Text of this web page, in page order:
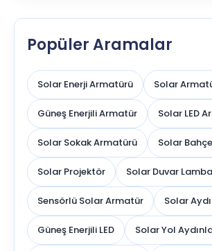
Popüler Aramalar
Solar Enerji Armatürü Solar
Güneş Enerjili Armatür Solar LED
Solar Sokak Armatürü Solar
Solar Projektör Solar Duvar
Sensörlü Solar Armatür Solar
Güneş Enerjili LED Solar Yol